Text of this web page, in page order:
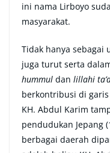
ini nama Lirboyo
masyarakat.
Tidak hanya sebagai
juga turut serta
hummul dan lillahi
berkontribusi di
KH. Abdul Karim
pendudukan Jepang
berbagai daerah